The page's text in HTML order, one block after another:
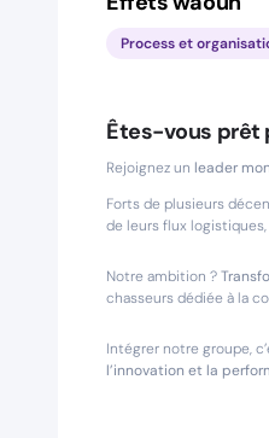
Process et
Êtes-vous prêt
Rejoignez un leader
Forts de plusieurs
de leurs flux logistiques,
Notre ambition ?
chasseurs dédiée à la
Intégrer notre groupe,
l’innovation et la